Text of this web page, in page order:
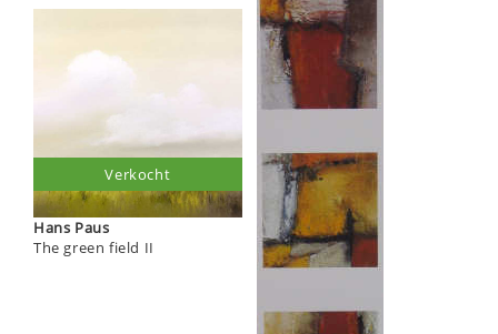
Hans Paus
The green field II
Verkocht